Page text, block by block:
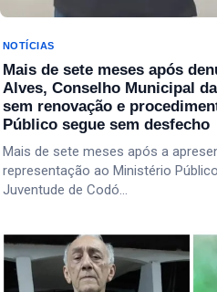
NOTÍCIAS
Mais de sete meses após
Alves, Conselho Municipal
sem renovação e
Público segue sem desfecho
Mais de sete meses após a
representação ao Ministério
Juventude de Codó…